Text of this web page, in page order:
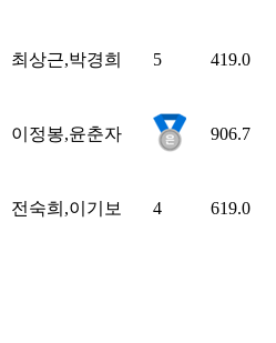
최상근,박경희 5 419.0
이정봉,윤춘자 906.7
전숙희,이기보 4 619.0